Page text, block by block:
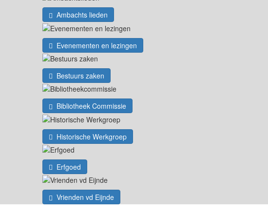
Ambachts lieden
Evenementen en lezingen
Bestuurs zaken
Bibliotheek Commissie
Historische Werkgroep
Erfgoed
Vrienden vd Eijnde